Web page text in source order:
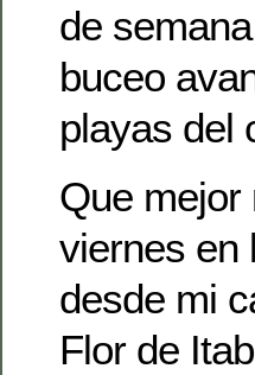
de
buceo
playas del
Que mejor
viernes en
desde mi
Flor de